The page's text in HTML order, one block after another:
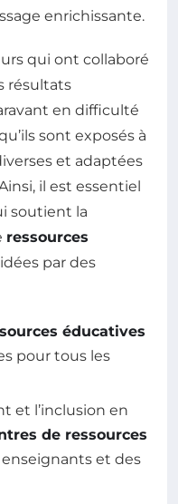
enrichissante.
qui ont collaboré
résultats
en difficulté
sont exposés à
et adaptées
il est essentiel
soutient la
ressources
par des
éducatives
pour tous les
et l’inclusion en
de ressources
et des